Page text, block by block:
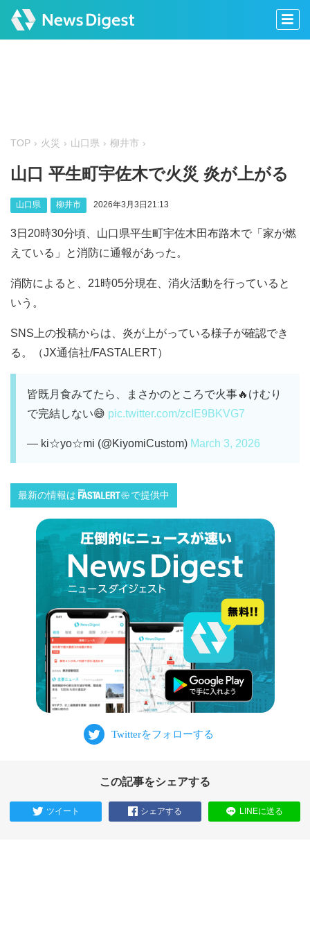
TOP 火災 山口県 柳井市
山口 平生町宇佐木で火災 炎が上がる
山口県 柳井市 2026年3月3日21:13
3日20時30分頃、山口県平生町宇佐木田布路木で「家が燃
えている」と消防に通報があった。
消防によると、21時05分現在、消火活動を行っていると
いう。
SNS上の投稿からは、炎が上がっている様子が確認でき
る。（JX通信社/FASTALERT）
皆既月食みてたら、まさかのところで火事🔥けむり
で完結しない😅 pic.twitter.com/zcIE9BKVG7
— ki☆yo☆mi (@KiyomiCustom) March 3, 2026
最新の情報は で提供中
この記事をシェアする
ツイート シェアする LINEに送る